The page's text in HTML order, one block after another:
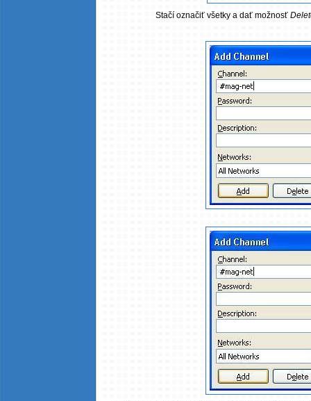
Stačí označiť všetky a dať možnosť